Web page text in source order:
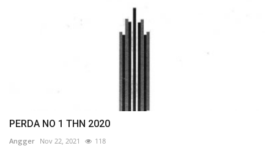
PERDA NO 1 THN 2020
Angger Nov 22, 2021 118